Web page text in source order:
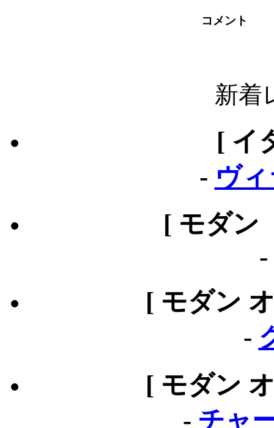
コメント
新着
[ イ
- ヴ
[ モダ
-
[ モダン
-
[ モダン
- チャ